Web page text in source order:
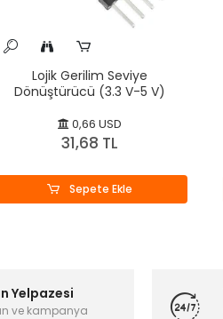
Lojik Gerilim Seviye
Dönüştürücü (3.3 V-5 V)
0,66 USD
31,68 TL
Sepete Ekle
Yelpazesi
ve kampanya